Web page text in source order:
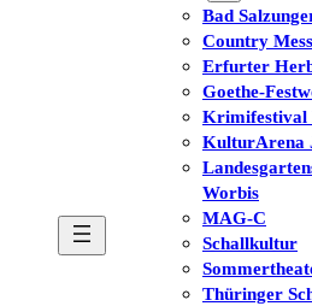
Bad
Country
Erfurter
Goethe-
KulturArena
Worbis
MAG-C
Schallkultur
Thüringer